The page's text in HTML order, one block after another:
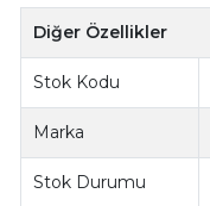
Diğer Özellikler
Stok Kodu
Marka
Stok Durumu